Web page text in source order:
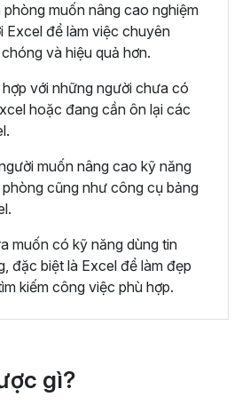
phòng muốn nâng cao nghiệm
Excel để làm việc chuyên
và hiệu quả hơn.
với những người chưa có
hoặc đang cần ôn lại các
muốn nâng cao kỹ năng
cũng như công cụ bảng
muốn có kỹ năng dùng tin
đặc biệt là Excel để làm đẹp
kiếm công việc phù hợp.
gì?